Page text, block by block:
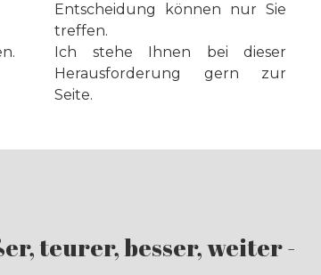
Entscheidung können nur Sie
treffen.
Ich stehe Ihnen bei dieser
Herausforderung gern zur
Seite.
teurer, besser, weiter -